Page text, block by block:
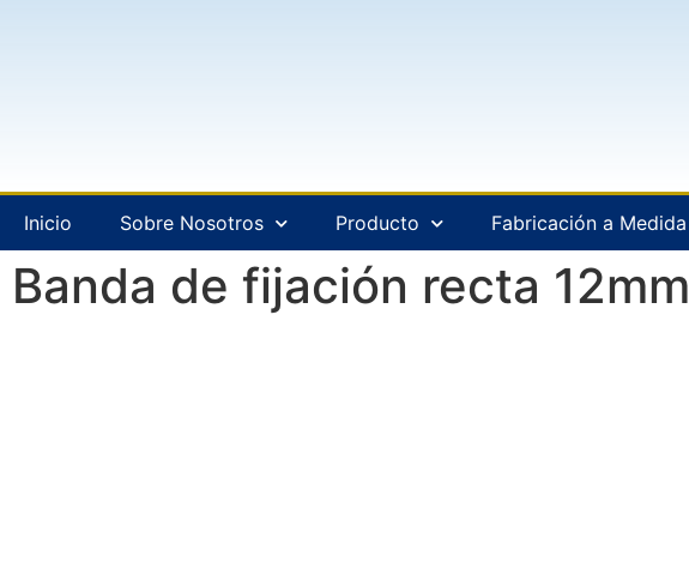
Inicio Sobre Nosotros Producto Fabricación a Medida
Banda de fijación recta 12mm